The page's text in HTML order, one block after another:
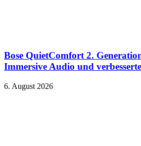
Bose QuietComfort 2.
Immersive Audio und
6. August 2026